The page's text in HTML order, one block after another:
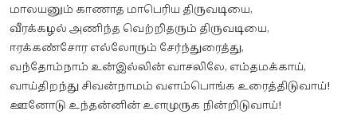
மாலயனும் காணாத மாபெரிய திருவடியை,
வீரக்கழல் அணிந்த வெற்றிதரும் திருவடியை,
ஈரக்கண்சோர எல்லோரும் சேர்ந்துரைத்து,
வந்தோம்நாம் உன்இல்லின் வாசலிலே, எம்தமக்காய்,
வாய்திறந்து சிவன்நாமம் வளம்பொங்க உரைத்திடுவாய்!
ஊனோடு உந்தன்னின் உளமுருக நின்றிடுவாய்!